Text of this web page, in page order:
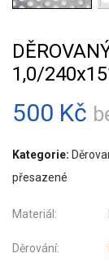
1,0/
500 Kč
Kategorie:
přesazené
Materiál:
Děrování: